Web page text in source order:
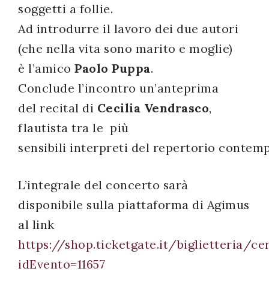
soggetti a follie.
Ad introdurre il lavoro dei due autori
(che nella vita sono marito e moglie)
è l’amico Paolo Puppa.
Conclude l’incontro un’anteprima
del recital di Cecilia Vendrasco,
flautista tra le più
sensibili interpreti del repertorio
L’integrale del concerto sarà
disponibile sulla piattaforma di Agimus
al link
https://shop.ticketgate.it/biglietteria/
idEvento=11657